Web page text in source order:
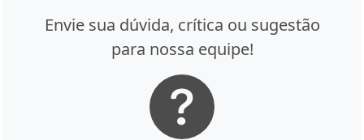
Envie sua dúvida, crítica ou sugestão
para nossa equipe!